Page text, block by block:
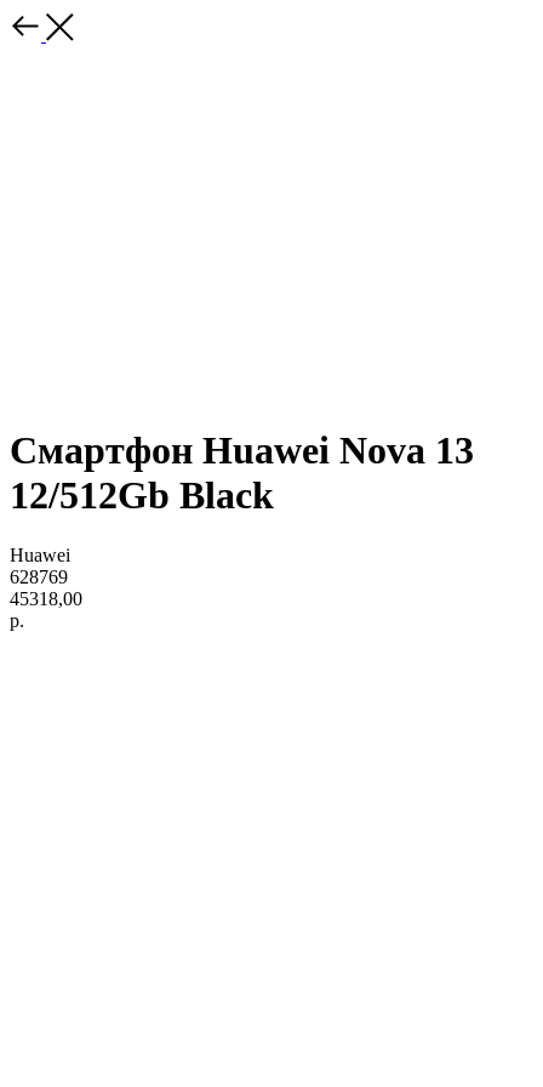
Смартфон Huawei Nova 13
12/512Gb Black
Huawei
628769
45318,00
р.